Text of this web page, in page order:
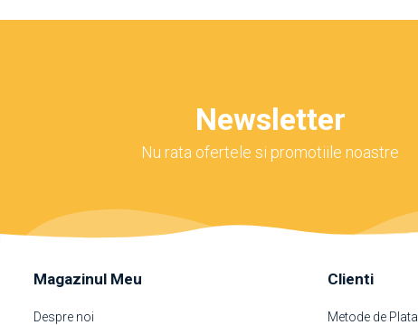
Newsletter
Nu rata ofertele si promotiile noastre
Magazinul Meu
Despre noi
Clienti
Metode de Plata